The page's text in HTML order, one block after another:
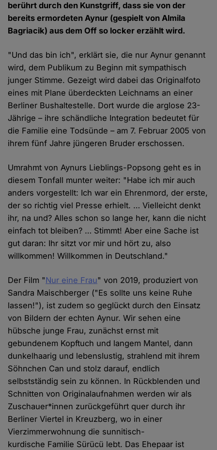
berührt durch den Kunstgriff, dass sie von der
bereits ermordeten Aynur (gespielt von Almila
Bagriacik) aus dem Off so locker erzählt wird.
"Und das bin ich", erklärt sie, die nur Aynur genannt
wird, dem Publikum zu Beginn mit sympathisch
junger Stimme. Gezeigt wird dabei das Originalfoto
eines mit Plane überdeckten Leichnams an einer
Berliner Bushaltestelle. Dort wurde die arglose 23-
Jährige – ihre schändliche Integration bedeutet für
die Familie eine Todsünde – am 7. Februar 2005 von
ihrem fünf Jahre jüngeren Bruder erschossen.
Umrahmt von Aynurs Lieblings-Popsong geht es in
diesem Tonfall munter weiter: "Habe ich mir auch
anders vorgestellt: Ich war ein Ehrenmord, der erste,
der so richtig viel Presse erhielt. … Vielleicht denkt
ihr, na und? Alles schon so lange her, kann die nicht
einfach tot bleiben? … Stimmt! Aber eine Sache ist
gut daran: Ihr sitzt vor mir und hört zu, also
willkommen! Willkommen in Deutschland."
Der Film "Nur eine Frau" von 2019, produziert von
Sandra Maischberger ("Es sollte uns keine Ruhe
lassen!"), ist zudem so geglückt durch den Einsatz
von Bildern der echten Aynur. Wir sehen eine
hübsche junge Frau, zunächst ernst mit
gebundenem Kopftuch und langem Mantel, dann
dunkelhaarig und lebenslustig, strahlend mit ihrem
Söhnchen Can und stolz darauf, endlich
selbstständig sein zu können. In Rückblenden und
Schnitten von Originalaufnahmen werden wir als
Zuschauer*innen zurückgeführt quer durch ihr
Berliner Viertel in Kreuzberg, wo in einer
Vierzimmerwohnung die sunnitisch-
kurdische Familie Sürücü lebt. Das Ehepaar ist